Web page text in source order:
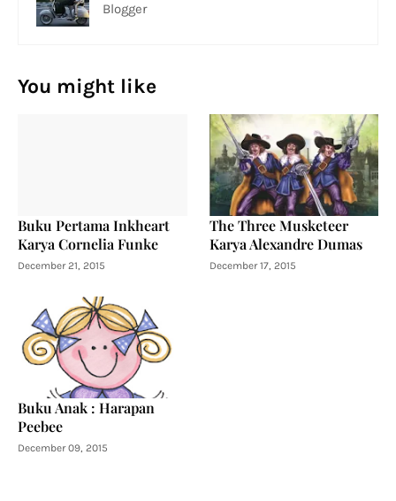
Blogger
You might like
Buku Pertama Inkheart
Karya Cornelia Funke
December 21, 2015
The Three Musketeer
Karya Alexandre Dumas
December 17, 2015
Buku Anak : Harapan
Peebee
December 09, 2015